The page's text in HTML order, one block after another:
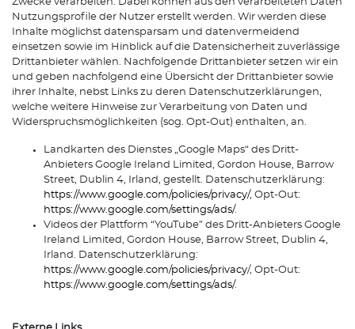
Nutzungsprofile der Nutzer erstellt werden. Wir werden diese
Inhalte möglichst datensparsam und datenvermeidend
einsetzen sowie im Hinblick auf die Datensicherheit zuverlässige
Drittanbieter wählen. Nachfolgende Drittanbieter setzen wir ein
und geben nachfolgend eine Übersicht der Drittanbieter sowie
ihrer Inhalte, nebst Links zu deren Datenschutzerklärungen,
welche weitere Hinweise zur Verarbeitung von Daten und
Widerspruchsmöglichkeiten (sog. Opt-Out) enthalten, an.
Landkarten des Dienstes „Google Maps“ des Dritt-
Anbieters Google Ireland Limited, Gordon House, Barrow
Street, Dublin 4, Irland, gestellt. Datenschutzerklärung:
https://www.google.com/policies/privacy/, Opt-Out:
https://www.google.com/settings/ads/.
Videos der Plattform “YouTube” des Dritt-Anbieters Google
Ireland Limited, Gordon House, Barrow Street, Dublin 4,
Irland. Datenschutzerklärung:
https://www.google.com/policies/privacy/, Opt-Out:
https://www.google.com/settings/ads/.